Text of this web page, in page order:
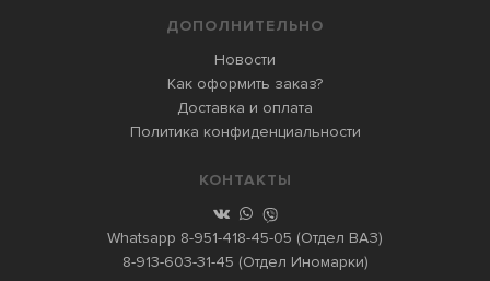
ДОПОЛНИТЕЛЬНО
Новости
Как оформить заказ?
Доставка и оплата
Политика конфиденциальности
КОНТАКТЫ
Whatsapp 8-951-418-45-05 (Отдел ВАЗ)
8-913-603-31-45 (Отдел Иномарки)